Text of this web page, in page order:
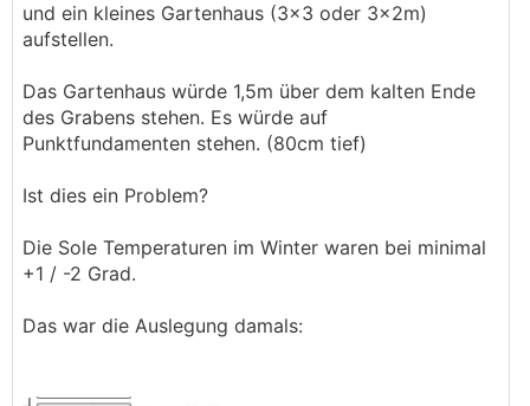
und ein kleines Gartenhaus (3x3 oder 3x2m)
aufstellen.
Das Gartenhaus würde 1,5m über dem kalten Ende
des Grabens stehen. Es würde auf
Punktfundamenten stehen. (80cm tief)
Ist dies ein Problem?
Die Sole Temperaturen im Winter waren bei minimal
+1 / -2 Grad.
Das war die Auslegung damals: